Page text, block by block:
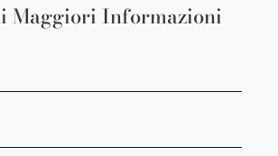
Maggiori Informazioni